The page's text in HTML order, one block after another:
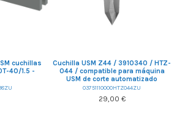
cuchillas
40/1.5 -
Cuchilla USM Z44 / 3910340 / HTZ-
044 / compatible para máquina
USM de corte automatizado
03751110000HTZ044ZU
29,00 €